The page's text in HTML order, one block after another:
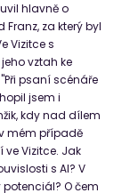
hlavně o
za který byl
Vizitce s
vztah ke
psaní scénáře
jsem i
kdy nad dílem
mém případě
Vizitce. Jak
s AI? V
O čem